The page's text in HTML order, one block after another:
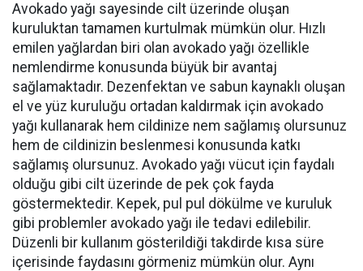
Avokado yağı sayesinde cilt üzerinde oluşan
kuruluktan tamamen kurtulmak mümkün olur. Hızlı
emilen yağlardan biri olan avokado yağı özellikle
nemlendirme konusunda büyük bir avantaj
sağlamaktadır. Dezenfektan ve sabun kaynaklı oluşan
el ve yüz kuruluğu ortadan kaldırmak için avokado
yağı kullanarak hem cildinize nem sağlamış olursunuz
hem de cildinizin beslenmesi konusunda katkı
sağlamış olursunuz. Avokado yağı vücut için faydalı
olduğu gibi cilt üzerinde de pek çok fayda
göstermektedir. Kepek, pul pul dökülme ve kuruluk
gibi problemler avokado yağı ile tedavi edilebilir.
Düzenli bir kullanım gösterildiği takdirde kısa süre
içerisinde faydasını görmeniz mümkün olur. Aynı